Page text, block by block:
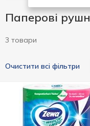
Паперові
3 товари
Очистити всі фільтри